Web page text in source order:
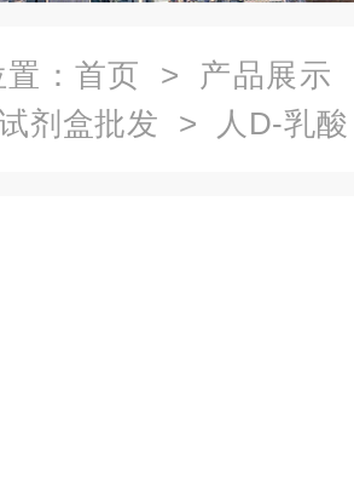
： 首页 > 产品展示
剂盒批发 > 人D-乳酸